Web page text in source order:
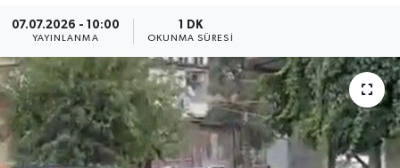
07.07.2026 - 10:00
YAYINLANMA
1 DK
OKUNMA SÜRESI
GENEL
Güncel
HABERDE İNSAN
İlginç
Haber Arşivi